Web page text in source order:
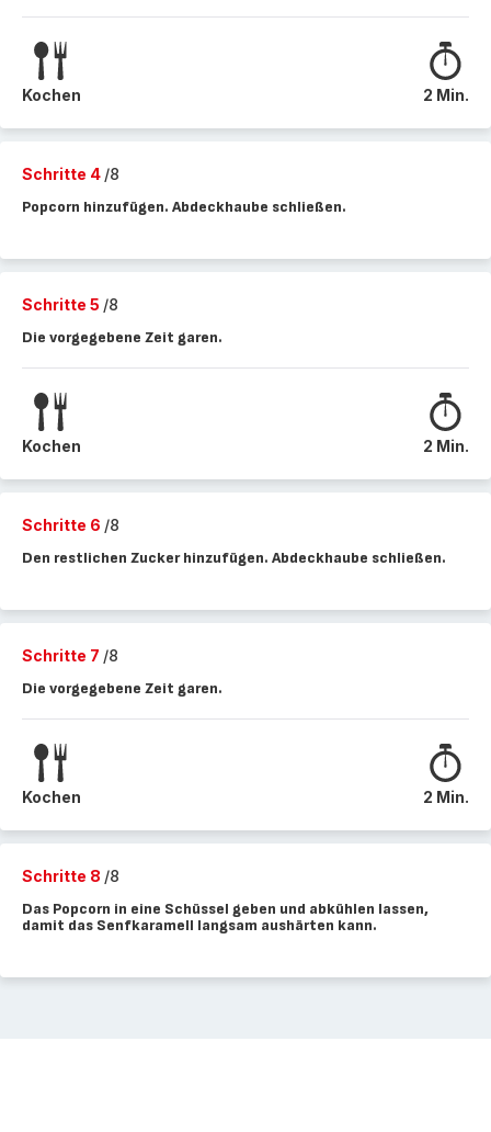
Kochen 2 Min.
Schritte 4 /8
Popcorn hinzufügen. Abdeckhaube schließen.
Schritte 5 /8
Die vorgegebene Zeit garen.
Kochen 2 Min.
Schritte 6 /8
Den restlichen Zucker hinzufügen. Abdeckhaube schließen.
Schritte 7 /8
Die vorgegebene Zeit garen.
Kochen 2 Min.
Schritte 8 /8
Das Popcorn in eine Schüssel geben und abkühlen lassen,
damit das Senfkaramell langsam aushärten kann.